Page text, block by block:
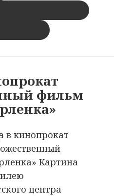
фильм
в кинопрокат
Картина
центра